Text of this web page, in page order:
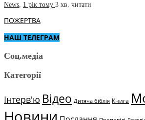
News 1 рік тому 3 хв. читати
ПОЖЕРТВА
НАШ ТЕЛЕГРАМ
Соц.медіа
Категорії
Інтерв'ю Відео Дитяча біблія Книга